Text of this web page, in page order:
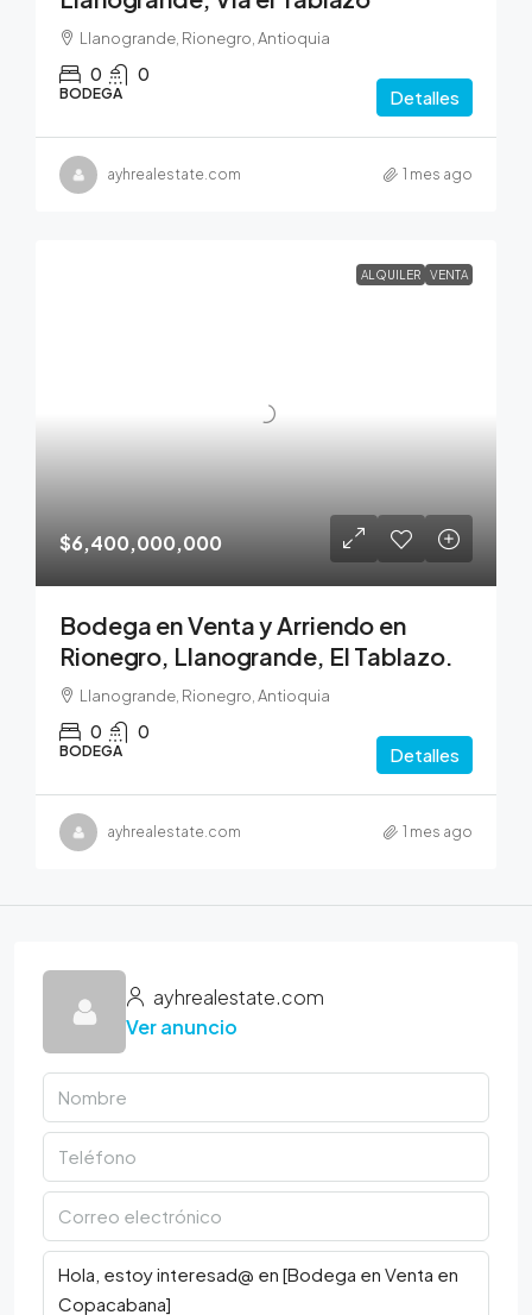
Llanogrande, Rionegro, Antioquia
0 0
BODEGA Detalles
ayhrealestate.com 1 mes ago
ALQUILER VENTA
$6,400,000,000
Bodega en Venta y Arriendo en
Rionegro, Llanogrande, El Tablazo.
Llanogrande, Rionegro, Antioquia
0 0
BODEGA Detalles
ayhrealestate.com 1 mes ago
ayhrealestate.com
Ver anuncio